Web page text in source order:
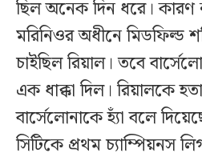
ছিল অনেক দিন ধরে।
মরিনিওর অধীনে মিডফিল্ড
চাইছিল রিয়াল। তবে
এক ধাক্কা দিল। রিয়ালকে
বার্সেলোনাকে হ্যাঁ বলে
সিটিকে প্রথম চ্যাম্পিয়নস